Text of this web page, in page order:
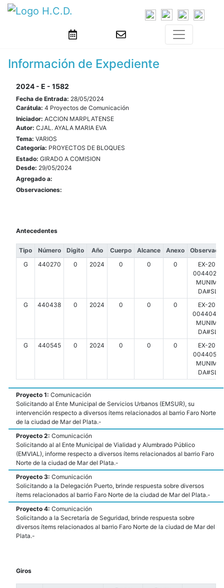
Información de Expediente
2024 - E - 1582
Fecha de Entrada: 28/05/2024
Carátula: 4 Proyectos de Comunicación
Iniciador: ACCION MARPLATENSE
Autor: CJAL. AYALA MARIA EVA
Tema: VARIOS
Categoría: PROYECTOS DE BLOQUES
Estado: GIRADO A COMISION
Desde: 29/05/2024
Agregado a:
Observaciones:
Antecedentes
Tipo Número Digito Año Cuerpo Alcance Anexo
G
440270 0 2024 0 0 0
EX-
G
440438 0 2024 0 0 0
EX-
G
440545 0 2024 0 0 0
EX-
Proyecto 1: Comunicación
Solicitando al Ente Municipal de Servicios Urbanos (EMSUR), su
intervención respecto a diversos ítems relacionados al barrio Faro Norte
de la ciudad de Mar del Plata.-
Proyecto 2: Comunicación
Solicitando al al Ente Municipal de Vialidad y Alumbrado Público
(EMVIAL), informe respecto a diversos ítems relacionados al barrio Faro
Norte de la ciudad de Mar del Plata.-
Proyecto 3: Comunicación
Solicitando a la Delegación Puerto, brinde respuesta sobre diversos
ítems relacionados al barrio Faro Norte de la ciudad de Mar del Plata.-
Proyecto 4: Comunicación
Solicitando a la Secretaría de Seguridad, brinde respuesta sobre
diversos ítems relacionados al barrio Faro Norte de la ciudad de Mar del
Plata.-
Giros